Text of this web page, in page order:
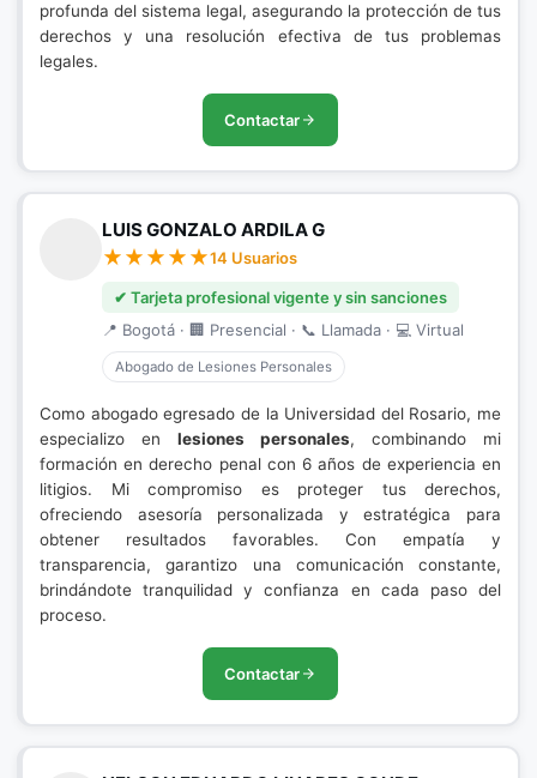
profunda del sistema legal, asegurando la protección de tus
derechos y una resolución efectiva de tus problemas
legales.
Contactar
LUIS GONZALO ARDILA G
14 Usuarios
✔ Tarjeta profesional vigente y sin sanciones
📍 Bogotá · 🏢 Presencial · 📞 Llamada · 💻 Virtual
Abogado de Lesiones Personales
Como abogado egresado de la Universidad del Rosario, me
especializo en lesiones personales, combinando mi
formación en derecho penal con 6 años de experiencia en
litigios. Mi compromiso es proteger tus derechos,
ofreciendo asesoría personalizada y estratégica para
obtener resultados favorables. Con empatía y
transparencia, garantizo una comunicación constante,
brindándote tranquilidad y confianza en cada paso del
proceso.
Contactar